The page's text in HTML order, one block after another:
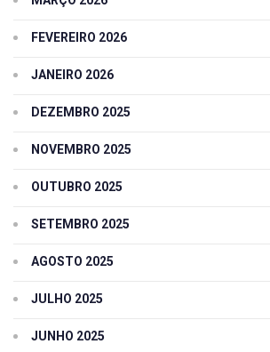
FEVEREIRO 2026
JANEIRO 2026
DEZEMBRO 2025
NOVEMBRO 2025
OUTUBRO 2025
SETEMBRO 2025
AGOSTO 2025
JULHO 2025
JUNHO 2025